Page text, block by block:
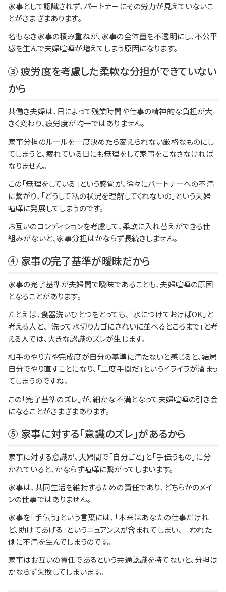
家事として認識されず、パートナーにその労力が見えていないこ
とがさまざまあります。
名もなき家事の積み重ねが、家事の全体量を不透明にし、不公平
感を生んで夫婦喧嘩が増えてしまう原因になります。
③ 疲労度を考慮した柔軟な分担ができていない
から
共働き夫婦は、日によって残業時間や仕事の精神的な負担が大
きく変わり、疲労度が均一ではありません。
家事分担のルールを一度決めたら変えられない厳格なものにし
てしまうと、疲れている日にも無理をして家事をこなさなければ
なりません。
この「無理をしている」という感覚が、徐々にパートナーへの不満
に繋がり、「どうして私の状況を理解してくれないの」という夫婦
喧嘩に発展してしまうのです。
お互いのコンディションを考慮して、柔軟に入れ替えができる仕
組みがないと、家事分担はかならず長続きしません。
④ 家事の完了基準が曖昧だから
家事の完了基準が夫婦間で曖昧であることも、夫婦喧嘩の原因
となることがあります。
たとえば、食器洗いひとつをとっても、「水につけておけばOK」と
考える人と、「洗って水切りカゴにきれいに並べるところまで」と考
える人では、大きな認識のズレが生じます。
相手のやり方や完成度が自分の基準に満たないと感じると、結局
自分でやり直すことになり、「二度手間だ」というイライラが溜まっ
てしまうのですね。
この「完了基準のズレ」が、細かな不満となって夫婦喧嘩の引き金
になることがさまざまあります。
⑤ 家事に対する「意識のズレ」があるから
家事に対する意識が、夫婦間で「自分ごと」と「手伝うもの」に分
かれていると、かならず喧嘩に繋がってしまいます。
家事は、共同生活を維持するための責任であり、どちらかのメイ
ンの仕事ではありません。
家事を「手伝う」という言葉には、「本来はあなたの仕事だけれ
ど、助けてあげる」というニュアンスが含まれてしまい、言われた
側に不満を生んでしまうのです。
家事はお互いの責任であるという共通認識を持てないと、分担は
かならず失敗してしまいます。